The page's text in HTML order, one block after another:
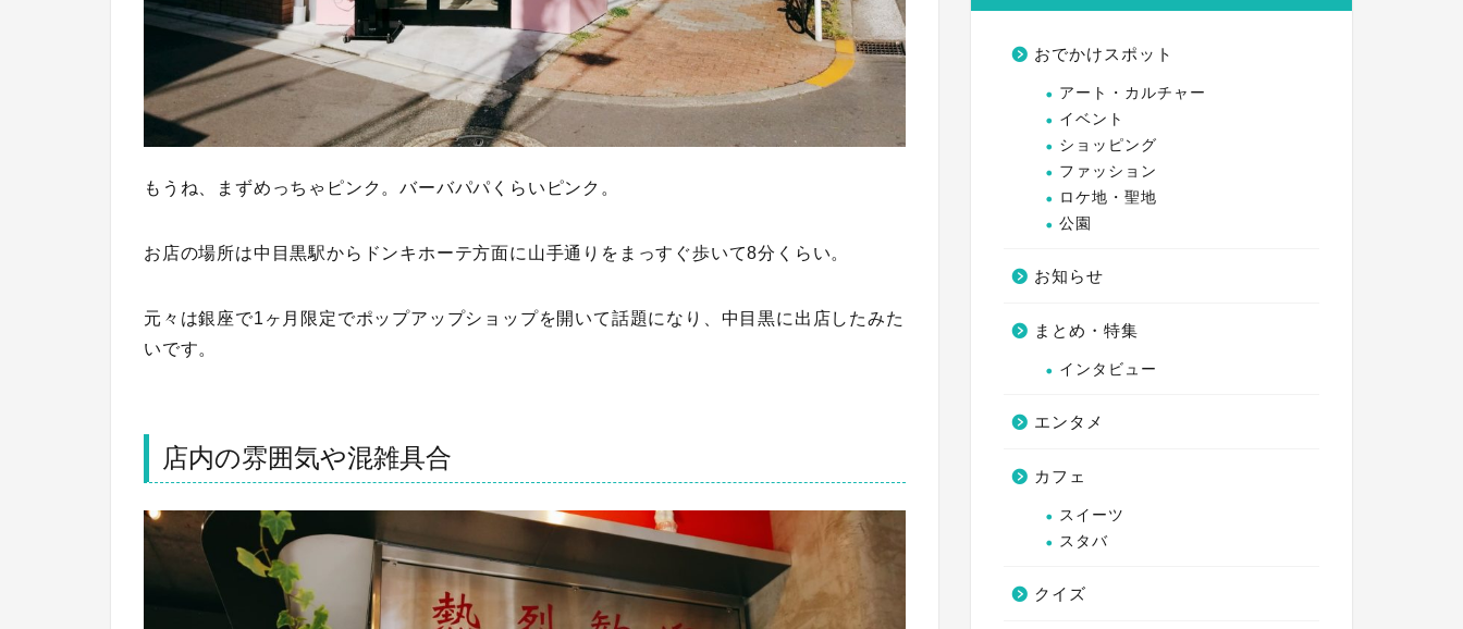
もうね、まずめっちゃピンク。バーバパパくらいピンク。
お店の場所は中目黒駅からドンキホーテ方面に山手通りをまっすぐ歩いて8分くらい。
元々は銀座で1ヶ月限定でポップアップショップを開いて話題になり、中目黒に出店したみた
いです。
店内の雰囲気や混雑具合
おでかけスポット
アート・カルチャー
イベント
ショッピング
ファッション
ロケ地・聖地
公園
お知らせ
まとめ・特集
インタビュー
エンタメ
カフェ
スイーツ
スタバ
クイズ